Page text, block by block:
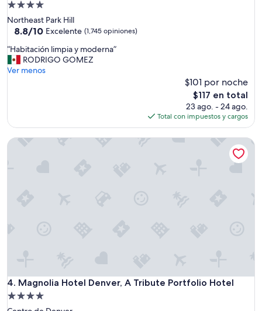
Propiedad
de
4.0
Northeast Park Hill
8.8
10,
Excelente,
(1,745
8.8/10 Excelente (1,745 opiniones)
“
H
a
c
ó
r
a
“Habitación limpia y moderna”
RODRIGO GOMEZ
Ver menos
$101 por noche
El
precio
actual
es
de
$117 en total
23 ago. - 24 ago.
Total con impuestos y cargos
4. Magnolia Hotel Denver, A Tribute Portfolio Hotel
Magnolia Hotel Denver, A Tribute Portfolio Hotel
Propiedad
Magnolia Hotel Denver, A Tribute Portfolio Hotel